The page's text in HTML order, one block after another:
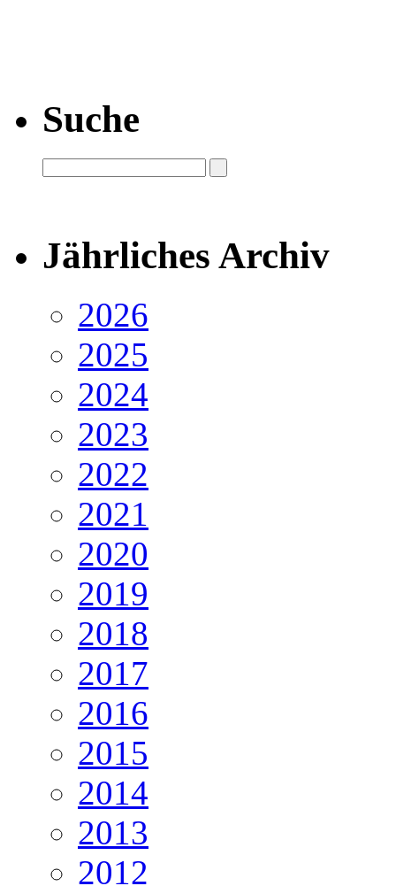
Suche
Jährliches Archiv
2026
2025
2024
2023
2022
2021
2020
2019
2018
2017
2016
2015
2014
2013
2012